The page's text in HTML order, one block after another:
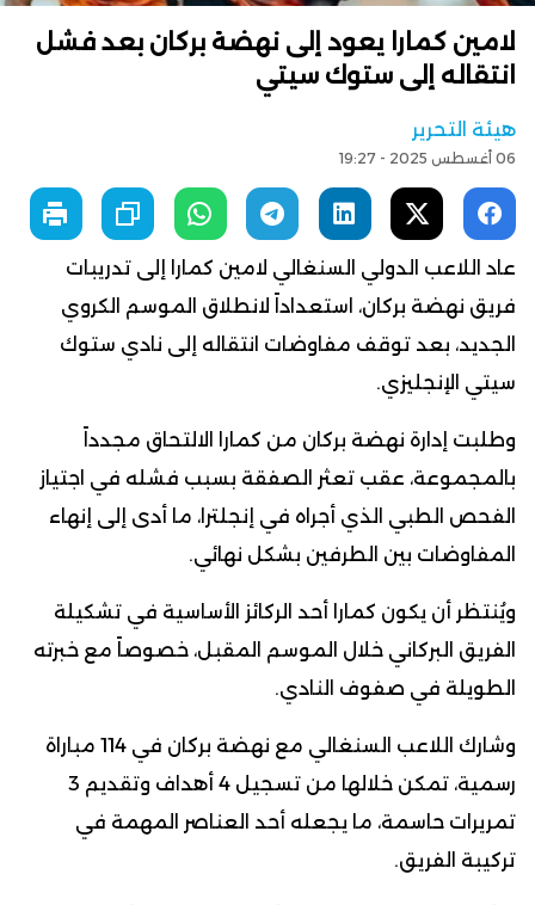
لامين كمارا يعود إلى نهضة بركان بعد فشل
انتقاله إلى ستوك سيتي
هيئة التحرير
06 أغسطس 2025 - 19:27
عاد اللاعب الدولي السنغالي لامين كمارا إلى تدريبات
فريق نهضة بركان، استعداداً لانطلاق الموسم الكروي
الجديد، بعد توقف مفاوضات انتقاله إلى نادي ستوك
سيتي الإنجليزي.
وطلبت إدارة نهضة بركان من كمارا الالتحاق مجدداً
بالمجموعة، عقب تعثر الصفقة بسبب فشله في اجتياز
الفحص الطبي الذي أجراه في إنجلترا، ما أدى إلى إنهاء
المفاوضات بين الطرفين بشكل نهائي.
ويُنتظر أن يكون كمارا أحد الركائز الأساسية في تشكيلة
الفريق البركاني خلال الموسم المقبل، خصوصاً مع خبرته
الطويلة في صفوف النادي.
وشارك اللاعب السنغالي مع نهضة بركان في 114 مباراة
رسمية، تمكن خلالها من تسجيل 4 أهداف وتقديم 3
تمريرات حاسمة، ما يجعله أحد العناصر المهمة في
تركيبة الفريق.